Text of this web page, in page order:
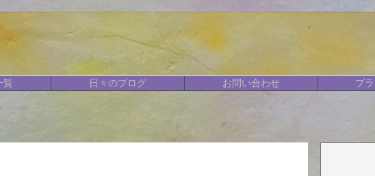
覧 日々のブログ お問い合わせ プ